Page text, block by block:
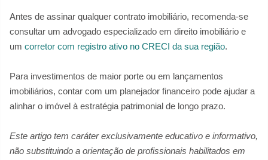
Antes de assinar qualquer contrato imobiliário, recomenda-se
consultar um advogado especializado em direito imobiliário e
um corretor com registro ativo no CRECI da sua região.
Para investimentos de maior porte ou em lançamentos
imobiliários, contar com um planejador financeiro pode ajudar a
alinhar o imóvel à estratégia patrimonial de longo prazo.
Este artigo tem caráter exclusivamente educativo e informativo,
não substituindo a orientação de profissionais habilitados em